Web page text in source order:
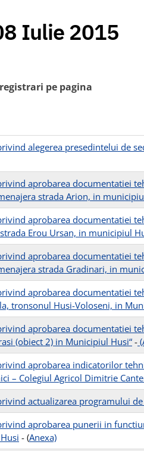
Iulie 2015
pe pagina
alegerea presedintelui de
aprobarea documentatiei
strada Arion, in
aprobarea documentatiei
Erou Ursan, in municipiul
aprobarea documentatiei
strada Gradinari, in
aprobarea documentatiei
tronsonul Husi-Voloseni, in
aprobarea documentatiei
(obiect 2) in Municipiul Husi“-
aprobarea indicatorilor
– Colegiul Agricol Dimitrie
actualizarea programului
aprobarea punerii in
- (Anexa)